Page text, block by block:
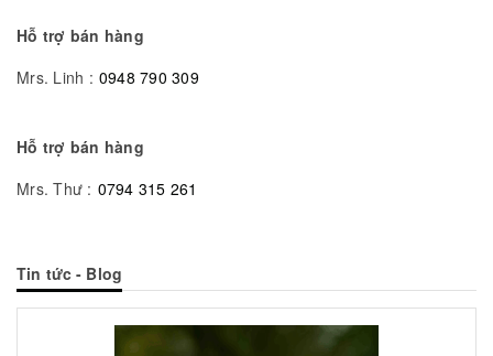
Hỗ trợ bán hàng
Mrs. Linh : 0948 790 309
Hỗ trợ bán hàng
Mrs. Thư : 0794 315 261
Tin tức - Blog